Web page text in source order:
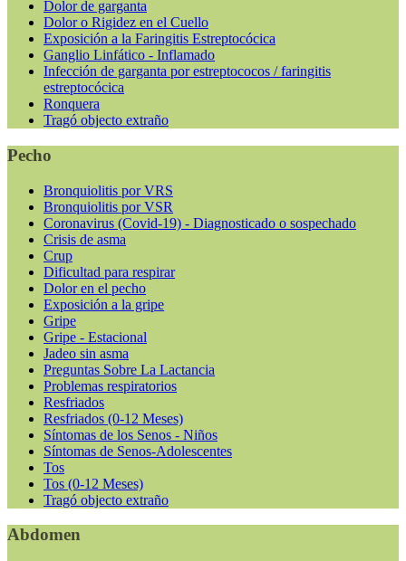
Dolor de garganta
Dolor o Rigidez en el Cuello
Exposición a la Faringitis Estreptocócica
Ganglio Linfático - Inflamado
Infección de garganta por estreptococos / faringitis
estreptocócica
Ronquera
Tragó objecto extraño
Pecho
Bronquiolitis por VRS
Bronquiolitis por VSR
Coronavirus (Covid-19) - Diagnosticado o sospechado
Crisis de asma
Crup
Dificultad para respirar
Dolor en el pecho
Exposición a la gripe
Gripe
Gripe - Estacional
Jadeo sin asma
Preguntas Sobre La Lactancia
Problemas respiratorios
Resfriados
Resfriados (0-12 Meses)
Síntomas de los Senos - Niños
Síntomas de Senos-Adolescentes
Tos
Tos (0-12 Meses)
Tragó objecto extraño
Abdomen